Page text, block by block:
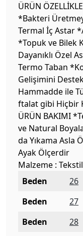
ÜRÜN
*Bakteri
Termal İç Astar
*Topuk ve Bilek
Dayanıklı Özel
Termo Taban
Gelişimini
Hammadde ile
ftalat gibi Hiçbir
ÜRÜN BAKIMI
ve Natural
da Yıkama Asla
Ayak Ölçerdir
Malzeme : Tekstil
Beden
26
Beden
27
Beden
28